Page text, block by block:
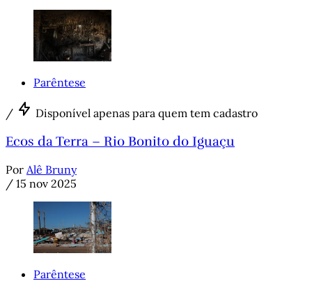
Parêntese
/ Disponível apenas para quem tem cadastro
Ecos da Terra – Rio Bonito do Iguaçu
Por Alê Bruny
/ 15 nov 2025
Parêntese